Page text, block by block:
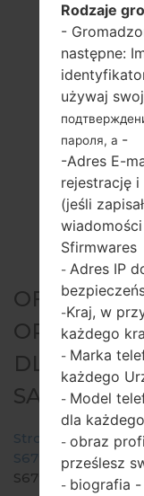
OFICJALNE
DLA: GT-
Strona startowa →
S6790
→GT-
Rodzaje
-
następne:
używaj
пароля, а -
-Adres E-
rejestrację i
(jeśli
Sfirmwares
- Adres IP
-Kraj, w
każdego
- Marka
każdego
- Model
dla
- obraz
prześlesz
- biografia